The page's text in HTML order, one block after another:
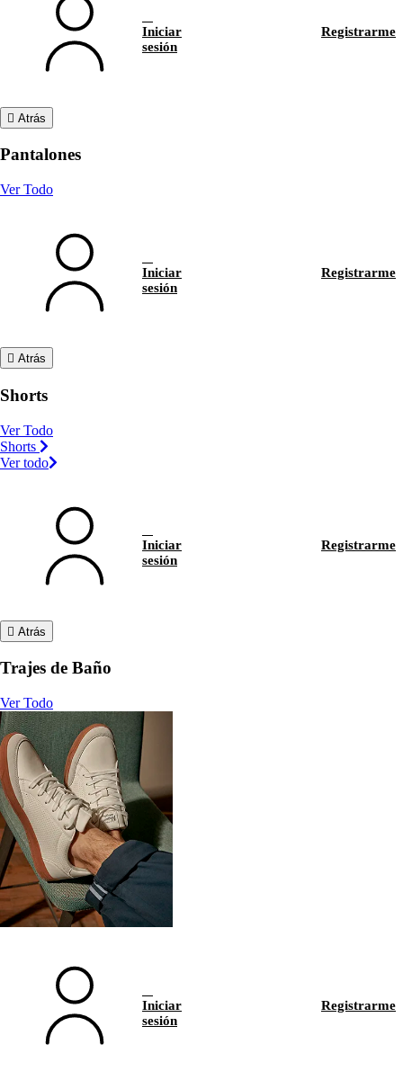
Iniciar
sesión
Registrarme
Atrás
Pantalones
Ver Todo
Iniciar
sesión
Registrarme
Atrás
Shorts
Ver Todo
Shorts
Ver todo
Iniciar
sesión
Registrarme
Atrás
Trajes de Baño
Ver Todo
Iniciar
sesión
Registrarme